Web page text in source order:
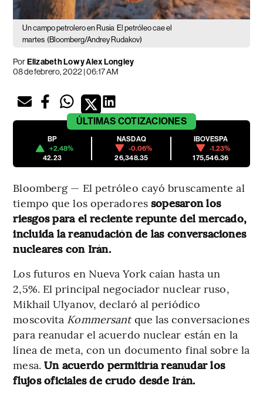
Un campo petrolero en Rusia El petróleo cae el
martes (Bloomberg/Andrey Rudakov)
PorElizabeth Low y Alex Longley
08 de febrero, 2022 | 06:17 AM
ÚLTIMAS COTIZACIONES
BP
+2.48%
42.23
NASDAQ
-0.06%
26,348.35
IBOVESPA
-1.23%
175,546.36
Bloomberg — El petróleo cayó bruscamente al
tiempo que los operadores sopesaron los
riesgos para el reciente repunte del mercado,
incluida la reanudación de las conversaciones
nucleares con Irán.
Los futuros en Nueva York caían hasta un
2,5%. El principal negociador nuclear ruso,
Mikhail Ulyanov, declaró al periódico
moscovita Kommersantque las conversaciones
para reanudar el acuerdo nuclear están en la
línea de meta, con un documento final sobre la
mesa. Un acuerdo permitiría reanudar los
flujos oficiales de crudo desde Irán.